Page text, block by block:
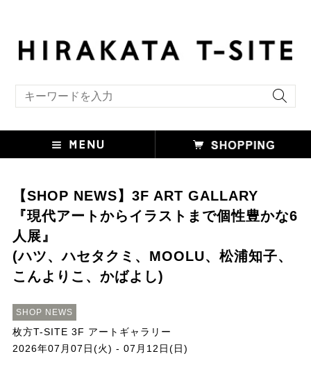
【SHOP NEWS】3F ART GALLARY
『現代アートからイラストまで個性豊かな6
人展』
(ハツ、ハセタクミ、MOOLU、松浦知子、
こんよりこ、かばよし)
SHOP NEWS
枚方T-SITE 3F アートギャラリー
2026年07月07日(火) - 07月12日(日)